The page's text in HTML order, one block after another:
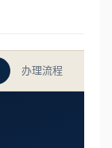
办理流程